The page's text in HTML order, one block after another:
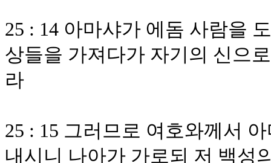
25 : 14 아마샤가 에돔 사람을
상들을 가져다가 자기의 신으
라
25 : 15 그러므로 여호와께서
내시니 나아가 가로되 저 백성